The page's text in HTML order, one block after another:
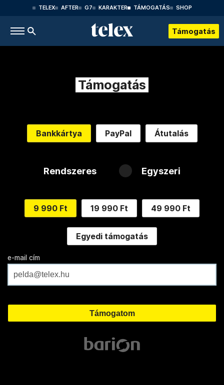
TELEX AFTER G7 KARAKTER TÁMOGATÁS SHOP
Támogatás
Támogatás
Bankkártya PayPal Átutalás
Rendszeres Egyszeri
9 990 Ft 19 990 Ft 49 990 Ft
Egyedi támogatás
e-mail cím